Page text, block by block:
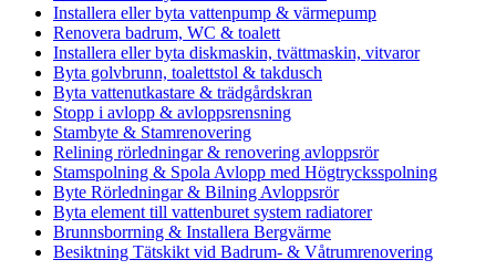
Installera eller byta vattenpump & värmepump
Renovera badrum, WC & toalett
Installera eller byta diskmaskin, tvättmaskin, vitvaror
Byta golvbrunn, toalettstol & takdusch
Byta vattenutkastare & trädgårdskran
Stopp i avlopp & avloppsrensning
Stambyte & Stamrenovering
Relining rörledningar & renovering avloppsrör
Stamspolning & Spola Avlopp med Högtrycksspolning
Byte Rörledningar & Bilning Avloppsrör
Byta element till vattenburet system radiatorer
Brunnsborrning & Installera Bergvärme
Besiktning Tätskikt vid Badrum- & Våtrumrenovering